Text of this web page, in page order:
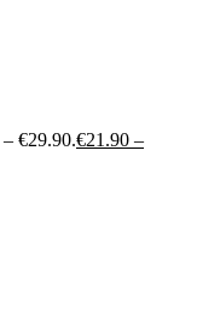
€29.90.€21.90 –